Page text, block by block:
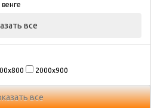
венге
все
2000х900
все